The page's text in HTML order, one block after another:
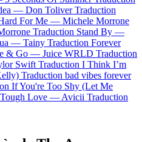
— Don Toliver Traduction
For Me — Michele Morrone
Traduction Stand By —
— Tainy Traduction Forever
& Go — Juice WRLD Traduction
Swift Traduction I Think I’m
Traduction bad vibes forever
If You're Too Shy (Let Me
Tough Love — Avicii Traduction